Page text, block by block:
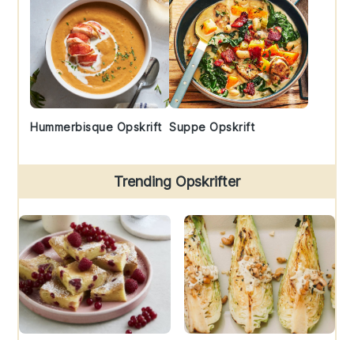
Hummerbisque Opskrift Suppe Opskrift
Trending Opskrifter